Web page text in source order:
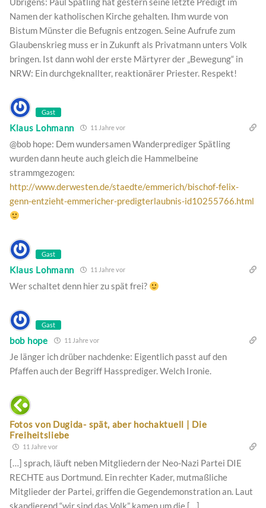
Namen der katholischen Kirche gehalten. Ihm wurde von
Bistum Münster die Befugnis entzogen. Seine Aufrufe zum
Glaubenskrieg muss er in Zukunft als Privatmann unters Volk
bringen. Ist dann wohl der erste Märtyrer der „Bewegung“ in
NRW: Ein durchgeknallter, reaktionärer Priester. Respekt!
Gast
Klaus Lohmann 11 Jahre vor
@bob hope: Dem wundersamen Wanderprediger Spätling
wurden dann heute auch gleich die Hammelbeine
strammgezogen:
http://www.derwesten.de/staedte/emmerich/bischof-felix-
genn-entzieht-emmericher-predigterlaubnis-id10255766.html
Gast
Klaus Lohmann 11 Jahre vor
Wer schaltet denn hier zu spät frei?
Gast
bob hope 11 Jahre vor
Je länger ich drüber nachdenke: Eigentlich passt auf den
Pfaffen auch der Begriff Hassprediger. Welch Ironie.
Fotos von Dugida- spät, aber hochaktuell | Die
Freiheitsliebe
11 Jahre vor
[…] sprach, läuft neben Mitgliedern der Neo-Nazi Partei DIE
RECHTE aus Dortmund. Ein rechter Kader, mutmaßliche
Mitglieder der Partei, griffen die Gegendemonstration an. Laut
skandierend “wir sind das Volk” kamen um die […]